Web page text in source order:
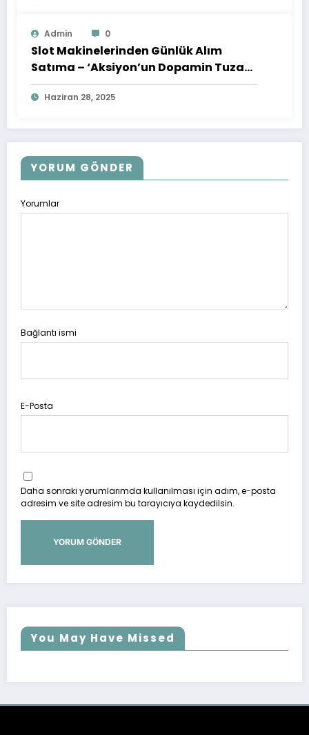
Admin 0
Slot Makinelerinden Günlük Alım
Satıma – ‘Aksiyon’un Dopamin Tuzağı
ve Finansal Yıkımı
Haziran 28, 2025
YORUM GÖNDER
Yorumlar
Bağlantı ismi
E-Posta
Daha sonraki yorumlarımda kullanılması için adım, e-posta
adresim ve site adresim bu tarayıcıya kaydedilsin.
You May Have Missed